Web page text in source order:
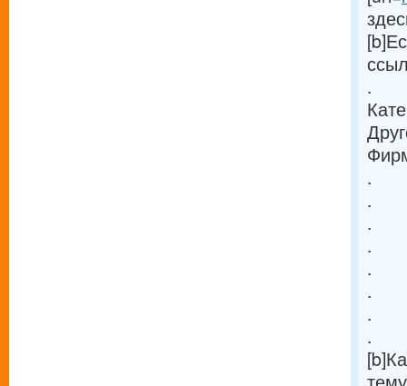
.
.
.
.
.
.
.
.
.